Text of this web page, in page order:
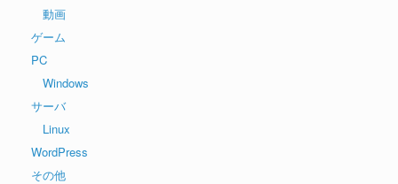
動画
ゲーム
PC
Windows
サーバ
Linux
WordPress
その他